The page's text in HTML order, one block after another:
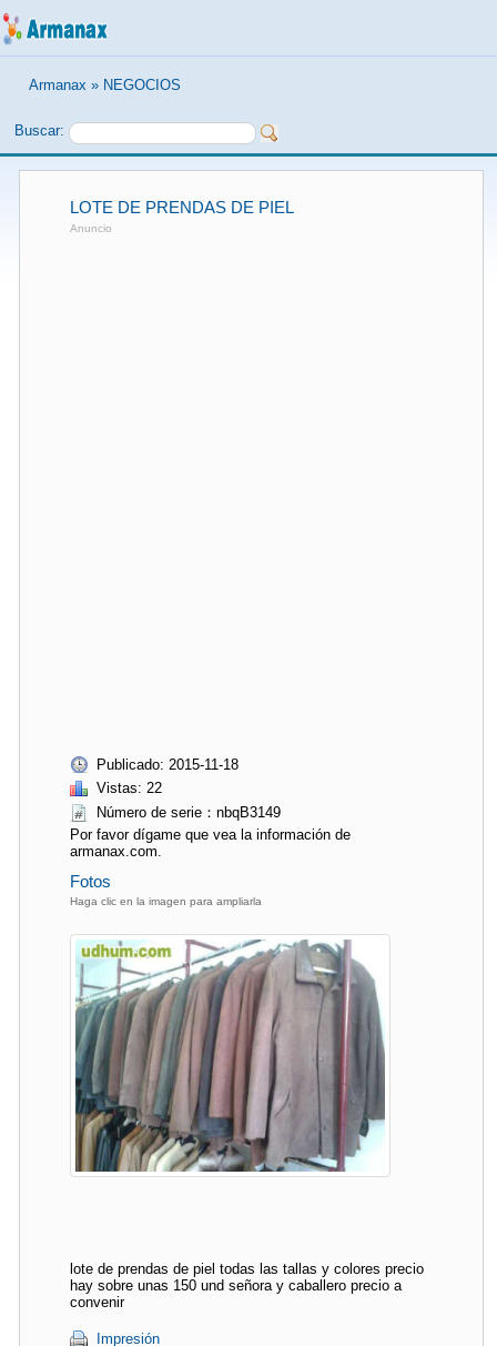
Armanax » NEGOCIOS
Buscar:
LOTE DE PRENDAS DE PIEL
Anuncio
Publicado: 2015-11-18
Vistas: 22
Número de serie：nbqB3149
Por favor dígame que vea la información de
armanax.com.
Fotos
Haga clic en la imagen para ampliarla
lote de prendas de piel todas las tallas y colores precio
hay sobre unas 150 und señora y caballero precio a
convenir
Impresión